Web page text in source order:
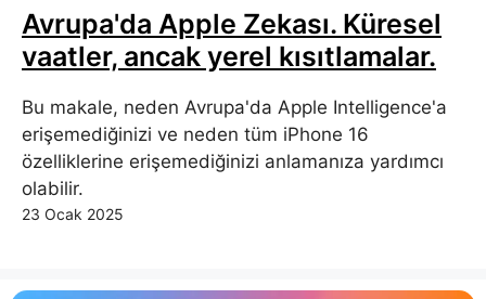
Avrupa'da Apple Zekası. Küresel
vaatler, ancak yerel kısıtlamalar.
Bu makale, neden Avrupa'da Apple Intelligence'a
erişemediğinizi ve neden tüm iPhone 16
özelliklerine erişemediğinizi anlamanıza yardımcı
olabilir.
23 Ocak 2025